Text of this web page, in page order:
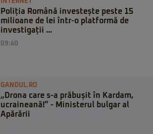
Poliția Română investește peste 15
milioane de lei într-o platformă de
investigații ...
09:40
GANDUL.RO
„Drona care s-a prăbușit în Kardam,
ucraineană!” - Ministerul bulgar al
Apărării